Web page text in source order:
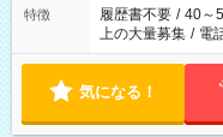
合は応募できませ
特徴 履歴書不要 / 40～
上の大量募集 / 電
気になる！